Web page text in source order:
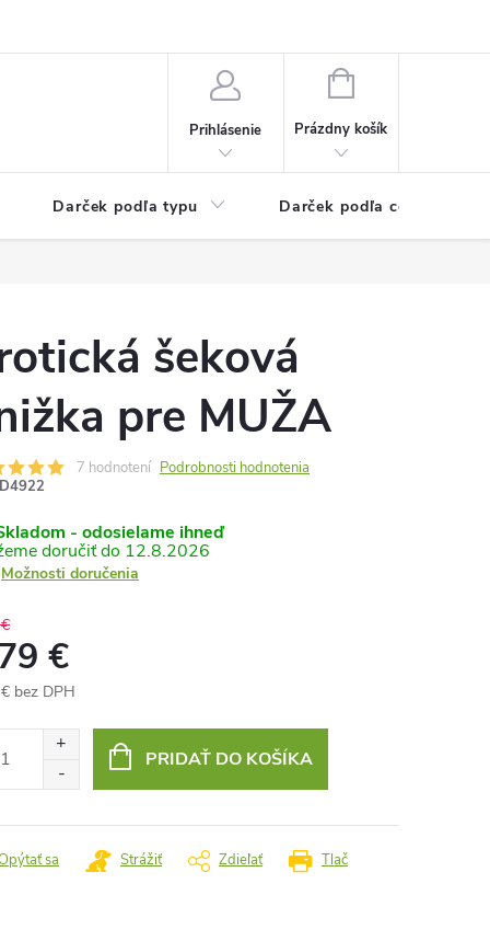
Prihlásenie
NÁKUPNÝ
Prázdny košík
Darček podľa typu Darček podľa ceny
šeková
pre MUŽA
7 hodnotení Podrobnosti hodnotenia
D4922
- odosielame ihneď
12.8.2026
Možnosti doručenia
€
bez DPH
PRIDAŤ DO KOŠÍKA
Tlač
sa Strážiť Zdieľať